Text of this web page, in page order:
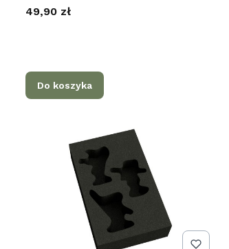
Cena
49,90 zł
Do koszyka